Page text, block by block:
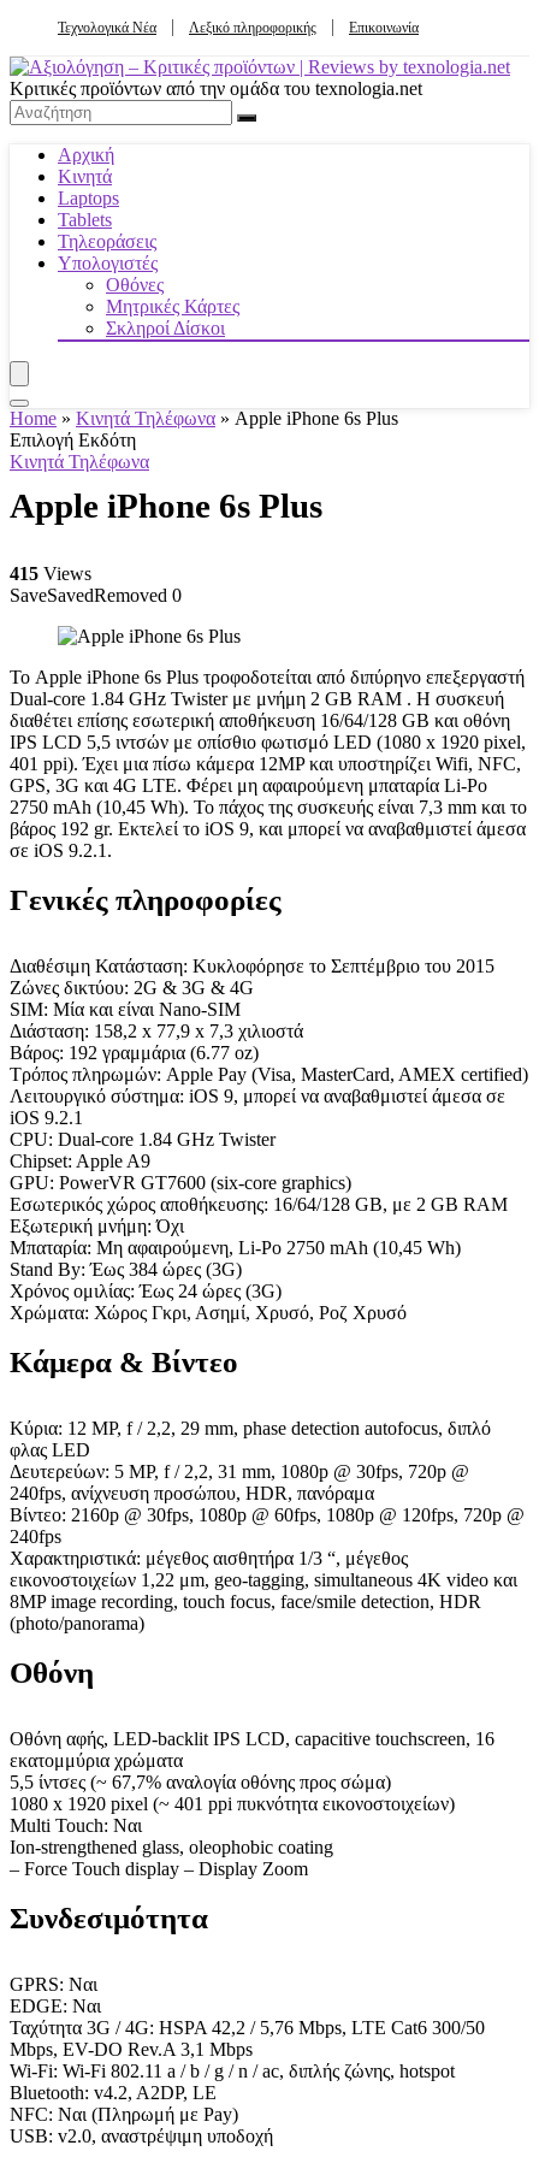
Τεχνολογικά Νέα Λεξικό πληροφορικής Επικοινωνία
Κριτικές προϊόντων από την ομάδα του texnologia.net
Αρχική
Κινητά
Laptops
Tablets
Τηλεοράσεις
Υπολογιστές
Οθόνες
Μητρικές Κάρτες
Σκληροί Δίσκοι
Home » Κινητά Τηλέφωνα » Apple iPhone 6s Plus
Επιλογή Εκδότη
Κινητά Τηλέφωνα
Apple iPhone 6s Plus
415 Views
SaveSavedRemoved 0
Το Apple iPhone 6s Plus τροφοδοτείται από διπύρηνο επεξεργαστή
Dual-core 1.84 GHz Twister με μνήμη 2 GB RAM . Η συσκευή
διαθέτει επίσης εσωτερική αποθήκευση 16/64/128 GB και οθόνη
IPS LCD 5,5 ιντσών με οπίσθιο φωτισμό LED (1080 x 1920 pixel,
401 ppi). Έχει μια πίσω κάμερα 12MP και υποστηρίζει Wifi, NFC,
GPS, 3G και 4G LTE. Φέρει μη αφαιρούμενη μπαταρία Li-Po
2750 mAh (10,45 Wh). Το πάχος της συσκευής είναι 7,3 mm και το
βάρος 192 gr. Εκτελεί το iOS 9, και μπορεί να αναβαθμιστεί άμεσα
σε iOS 9.2.1.
Γενικές πληροφορίες
Διαθέσιμη Κατάσταση: Κυκλοφόρησε το Σεπτέμβριο του 2015
Ζώνες δικτύου: 2G & 3G & 4G
SIM: Μία και είναι Nano-SIM
Διάσταση: 158,2 x 77,9 x 7,3 χιλιοστά
Βάρος: 192 γραμμάρια (6.77 oz)
Τρόπος πληρωμών: Apple Pay (Visa, MasterCard, AMEX certified)
Λειτουργικό σύστημα: iOS 9, μπορεί να αναβαθμιστεί άμεσα σε
iOS 9.2.1
CPU: Dual-core 1.84 GHz Twister
Chipset: Apple A9
GPU: PowerVR GT7600 (six-core graphics)
Εσωτερικός χώρος αποθήκευσης: 16/64/128 GB, με 2 GB RAM
Εξωτερική μνήμη: Όχι
Μπαταρία: Μη αφαιρούμενη, Li-Po 2750 mAh (10,45 Wh)
Stand By: Έως 384 ώρες (3G)
Χρόνος ομιλίας: Έως 24 ώρες (3G)
Χρώματα: Χώρος Γκρι, Ασημί, Χρυσό, Ροζ Χρυσό
Κάμερα & Βίντεο
Κύρια: 12 MP, f / 2,2, 29 mm, phase detection autofocus, διπλό
φλας LED
Δευτερεύων: 5 MP, f / 2,2, 31 mm, 1080p @ 30fps, 720p @
240fps, ανίχνευση προσώπου, HDR, πανόραμα
Βίντεο: 2160p @ 30fps, 1080p @ 60fps, 1080p @ 120fps, 720p @
240fps
Χαρακτηριστικά: μέγεθος αισθητήρα 1/3 “, μέγεθος
εικονοστοιχείων 1,22 μm, geo-tagging, simultaneous 4K video και
8MP image recording, touch focus, face/smile detection, HDR
(photo/panorama)
Οθόνη
Οθόνη αφής, LED-backlit IPS LCD, capacitive touchscreen, 16
εκατομμύρια χρώματα
5,5 ίντσες (~ 67,7% αναλογία οθόνης προς σώμα)
1080 x 1920 pixel (~ 401 ppi πυκνότητα εικονοστοιχείων)
Multi Touch: Ναι
Ion-strengthened glass, oleophobic coating
– Force Touch display – Display Zoom
Συνδεσιμότητα
GPRS: Ναι
EDGE: Ναι
Ταχύτητα 3G / 4G: HSPA 42,2 / 5,76 Mbps, LTE Cat6 300/50
Mbps, EV-DO Rev.A 3,1 Mbps
Wi-Fi: Wi-Fi 802.11 a / b / g / n / ac, διπλής ζώνης, hotspot
Bluetooth: v4.2, A2DP, LE
NFC: Ναι (Πληρωμή με Pay)
USB: v2.0, αναστρέψιμη υποδοχή